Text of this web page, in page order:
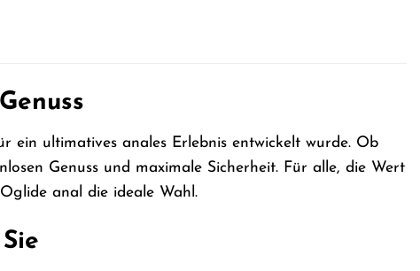
ein ultimatives anales Erlebnis entwickelt wurde. Ob
Genuss und maximale Sicherheit. Für alle, die Wert
anal die ideale Wahl.